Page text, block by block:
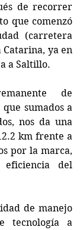
de recorrer
que comenzó
(carretera
Catarina, ya en
a Saltillo.
de
sumados a
nos da una
km frente a
por la marca,
eficiencia del
de manejo
tecnología a